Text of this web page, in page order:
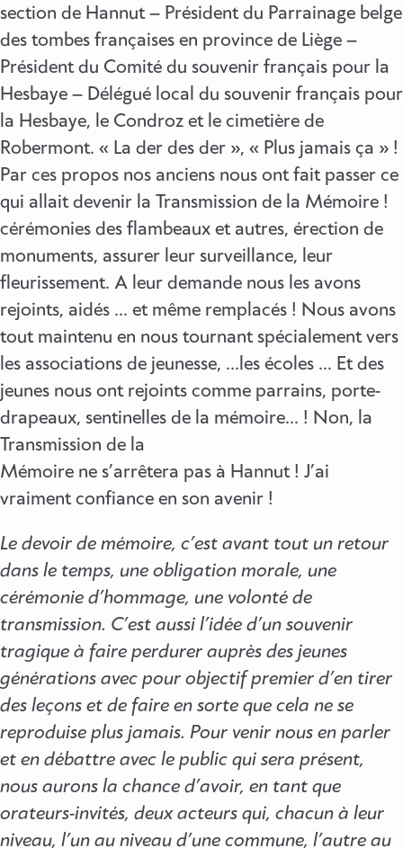
section de Hannut – Président du Parrainage belge
des tombes françaises en province de Liège –
Président du Comité du souvenir français pour la
Hesbaye – Délégué local du souvenir français pour
la Hesbaye, le Condroz et le cimetière de
Robermont. « La der des der », « Plus jamais ça » !
Par ces propos nos anciens nous ont fait passer ce
qui allait devenir la Transmission de la Mémoire !
cérémonies des flambeaux et autres, érection de
monuments, assurer leur surveillance, leur
fleurissement. A leur demande nous les avons
rejoints, aidés … et même remplacés ! Nous avons
tout maintenu en nous tournant spécialement vers
les associations de jeunesse, …les écoles … Et des
jeunes nous ont rejoints comme parrains, porte-
drapeaux, sentinelles de la mémoire… ! Non, la
Transmission de la
Mémoire ne s’arrêtera pas à Hannut ! J’ai
vraiment confiance en son avenir !
Le devoir de mémoire, c’est avant tout un retour
dans le temps, une obligation morale, une
cérémonie d’hommage, une volonté de
transmission. C’est aussi l’idée d’un souvenir
tragique à faire perdurer auprès des jeunes
générations avec pour objectif premier d’en tirer
des leçons et de faire en sorte que cela ne se
reproduise plus jamais. Pour venir nous en parler
et en débattre avec le public qui sera présent,
nous aurons la chance d’avoir, en tant que
orateurs-invités, deux acteurs qui, chacun à leur
niveau, l’un au niveau d’une commune, l’autre au